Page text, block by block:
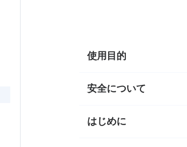
使用目的
安全について
はじめに